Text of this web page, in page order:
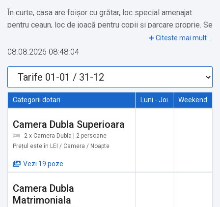
În curte, casa are foișor cu grătar, loc special amenajat
pentru ceaun, loc de joacă pentru copii și parcare proprie. Se
pentru cele de talie medie și mare se percepe taxă.
Încălzirea se face prin pompă de căldură și centrală
electrică.
Localizare:
Vila Emma este situată pe strada Glăjăriei, pe drumul
apropiere se află numeroase atracții turistice: Prăpăstiile
Râșnov, Dino Parc etc.
08.08.2026 08:48:04
Categorii dotari Luni - Joi Weekend
Camera Dubla Superioara
2 x Camera Dubla | 2 persoane
Prețul este în LEI / Camera / Noapte
Vezi 19 poze
Camera Dubla
Matrimoniala